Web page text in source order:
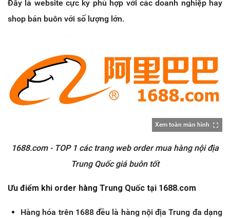
Đây là website cực kỳ phù hợp với các doanh nghiệp hay
shop bán buôn với số lượng lớn.
Xem toàn màn hình
1688.com - TOP 1 các trang web order mua hàng nội địa
Trung Quốc giá buôn tốt
Ưu điểm khi order hàng Trung Quốc tại 1688.com
Hàng hóa trên 1688 đều là hàng nội địa Trung đa dạng